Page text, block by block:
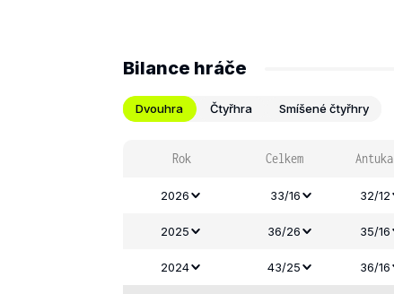
Bilance hráče
Dvouhra Čtyřhra Smíšené čtyřhry
Rok Celkem Antuka
2026 33/16 32/12
2025 36/26 35/16
2024 43/25 36/16